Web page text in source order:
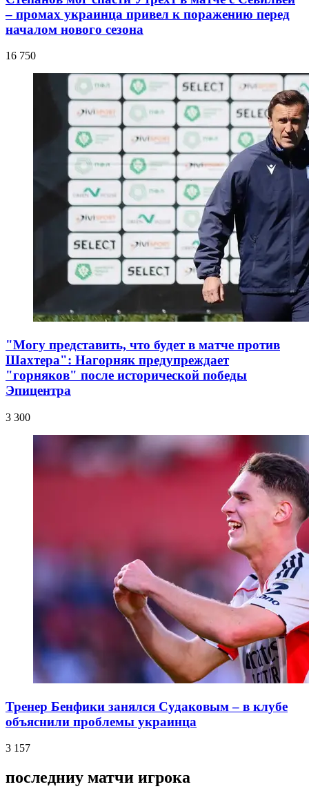
– промах украинца привел к поражению перед
началом нового сезона
16 750
"Могу представить, что будет в матче против
Шахтера": Нагорняк предупреждает
"горняков" после исторической победы
Эпицентра
3 300
Тренер Бенфики занялся Судаковым – в клубе
объяснили проблемы украинца
3 157
последниу матчи игрока